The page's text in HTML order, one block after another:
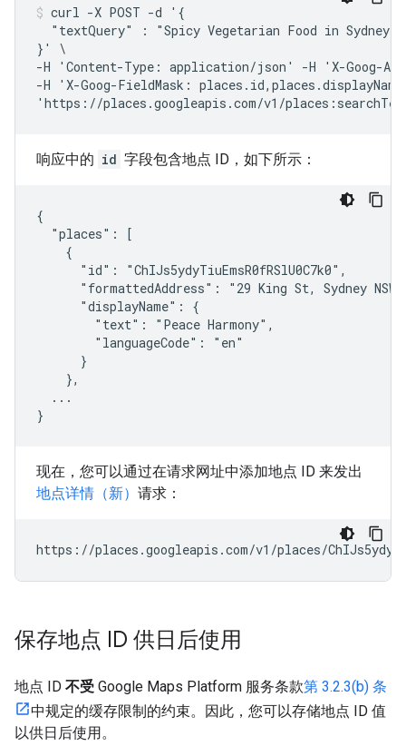
curl -X POST -d '{
"textQuery" : "Spicy Vegetarian Food in Sydney,
}' \
-H 'Content-Type: application/json' -H 'X-Goog-
-H 'X-Goog-FieldMask:
'https://places.googleapis.com/v1/
响应中的 id 字段包含地点 ID，如下所示：
{
  "places": [
    {
      "id": "ChIJs5ydyTiuEmsR0fRSlU0C7k0",
"formattedAddress": "29 King St, Sydney NSW
      "displayName": {
        "text": "Peace Harmony",
        "languageCode": "en"
      }
    },
  ...
}
现在，您可以通过在请求网址中添加地点 ID 来发出
地点详情（新） 请求：
https://places.googleapis.com/v1/places/
保存地点 ID 供日后使用
地点 ID 不受 Google Maps Platform 服务条款第 3.2.3(b) 条
中规定的缓存限制的约束。因此，您可以存储地点 ID 值
以供日后使用。